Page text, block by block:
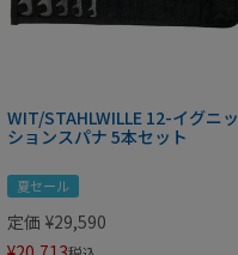
WIT/STAHLWILLE 12-イグニッ
ションスパナ 5本セット
夏セール
定価 ¥29,590